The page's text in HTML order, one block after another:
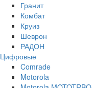
Гранит
Комбат
Круиз
Шеврон
РАДОН
Цифровые
Comrade
Motorola